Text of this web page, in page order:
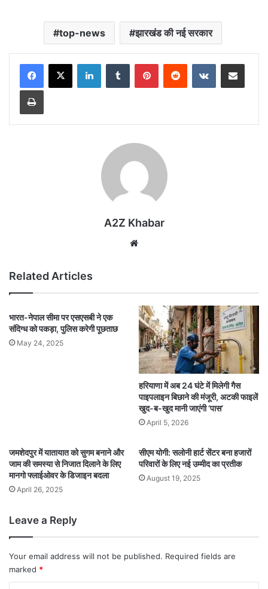
top-news झारखंड की नई सरकार
LinkedInTumblr PinterestReddit VKontakteShare via Email
Print
A2Z Khabar
Related Articles
भारत-नेपाल सीमा पर एसएसबी ने एक
संदिग्ध को पकड़ा, पुलिस करेगी पूछताछ
May 24, 2025
हरियाणा में अब 24 घंटे में मिलेगी गैस
पाइपलाइन बिछाने की मंजूरी, अटकी फाइलें
खुद-ब-खुद मानी जाएंगी ‘पास’
April 5, 2026
जमशेदपुर में यातायात को सुगम बनाने और
जाम की समस्या से निजात दिलाने के लिए
मानगो फ्लाईओवर के डिजाइन बदला
April 26, 2025
सीएम योगी: सलोनी हार्ट सेंटर बना हजारों
परिवारों के लिए नई उम्मीद का प्रतीक
August 19, 2025
Leave a Reply
Your email address will not be published. Required fields are
marked *